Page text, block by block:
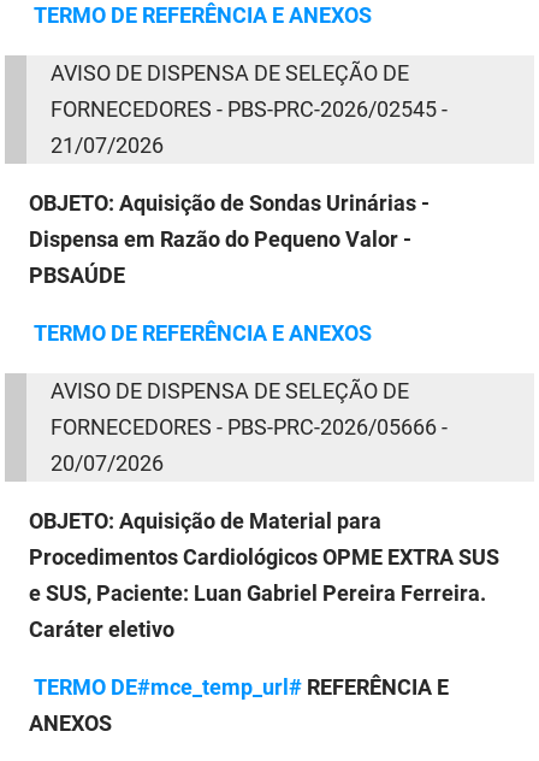
TERMO DE REFERÊNCIA E ANEXOS
AVISO DE DISPENSA DESELEÇÃO DE
FORNECEDORES - PBS-PRC-2026/02545 -
21/07/2026
OBJETO: Aquisição de Sondas Urinárias -
Dispensa em Razão do Pequeno Valor -
PBSAÚDE
TERMO DE REFERÊNCIA E ANEXOS
AVISO DE DISPENSA DESELEÇÃO DE
FORNECEDORES - PBS-PRC-2026/05666 -
20/07/2026
OBJETO: Aquisição de Material para
Procedimentos Cardiológicos OPME EXTRA SUS
e SUS, Paciente: Luan Gabriel Pereira Ferreira.
Caráter eletivo
TERMO DE#mce_temp_url# REFERÊNCIA E
ANEXOS